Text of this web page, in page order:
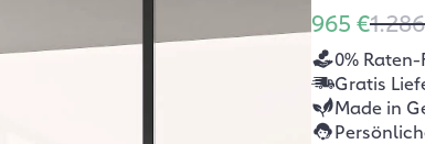
965 €
0%
Gratis
Made in